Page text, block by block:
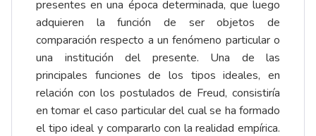
presentes en una época determinada, que luego
adquieren la función de ser objetos de
comparación respecto a un fenómeno particular o
una institución del presente. Una de las
principales funciones de los tipos ideales, en
relación con los postulados de Freud, consistiría
en tomar el caso particular del cual se ha formado
el tipo ideal y compararlo con la realidad empírica.